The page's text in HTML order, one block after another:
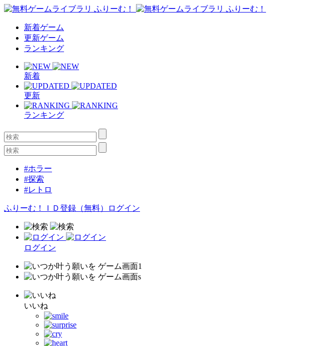
新着ゲーム
更新ゲーム
ランキング
新着
更新
ランキング
#ホラー
#探索
#レトロ
ふりーむ！ＩＤ登録（無料） ログイン
ログイン
いいね